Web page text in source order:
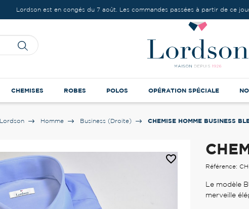
Lordson est en congés du 7 août. Les commandes passées à partir de ce
CHEMISES ROBES POLOS OPÉRATION SPÉCIALE
Homme Business (Droite) CHEMISE HOMME BUSINESS
favorite_border
Référence:
Le modèle
merveille